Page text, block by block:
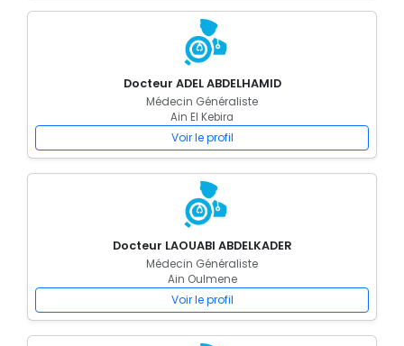
Docteur ADEL ABDELHAMID
Médecin Généraliste
Ain El Kebira
Voir le profil
Docteur LAOUABI ABDELKADER
Médecin Généraliste
Ain Oulmene
Voir le profil